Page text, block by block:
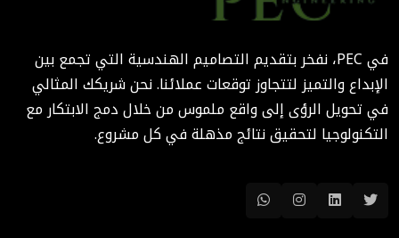
August 02, 2025 12:46 PM
في PEC، نفخر بتقديم التصاميم الهندسية التي تجمع بين
الإبداع والتميز لتتجاوز توقعات عملائنا. نحن شريكك المثالي
في تحويل الرؤى إلى واقع ملموس من خلال دمج الابتكار مع
التكنولوجيا لتحقيق نتائج مذهلة في كل مشروع.